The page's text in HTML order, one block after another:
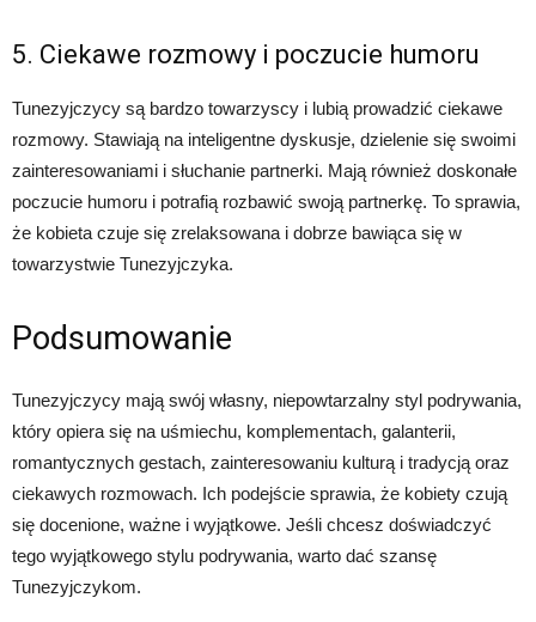
5. Ciekawe rozmowy i poczucie humoru
Tunezyjczycy są bardzo towarzyscy i lubią prowadzić ciekawe
rozmowy. Stawiają na inteligentne dyskusje, dzielenie się swoimi
zainteresowaniami i słuchanie partnerki. Mają również doskonałe
poczucie humoru i potrafią rozbawić swoją partnerkę. To sprawia,
że ​​kobieta czuje się zrelaksowana i dobrze bawiąca się w
towarzystwie Tunezyjczyka.
Podsumowanie
Tunezyjczycy mają swój własny, niepowtarzalny styl podrywania,
który opiera się na uśmiechu, komplementach, galanterii,
romantycznych gestach, zainteresowaniu kulturą i tradycją oraz
ciekawych rozmowach. Ich podejście sprawia, że ​​kobiety czują
się docenione, ważne i wyjątkowe. Jeśli chcesz doświadczyć
tego wyjątkowego stylu podrywania, warto dać szansę
Tunezyjczykom.